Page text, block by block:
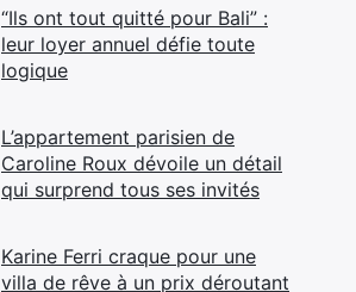
“Ils ont tout quitté pour Bali” :
leur loyer annuel défie toute
logique
L’appartement parisien de
Caroline Roux dévoile un détail
qui surprend tous ses invités
Karine Ferri craque pour une
villa de rêve à un prix déroutant